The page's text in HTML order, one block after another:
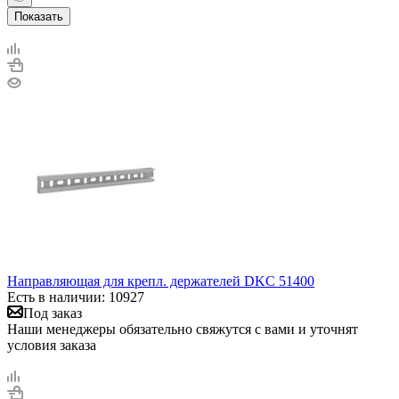
Показать
Направляющая для крепл. держателей DKC 51400
Есть в наличии: 10927
Под заказ
Наши менеджеры обязательно свяжутся с вами и уточнят
условия заказа